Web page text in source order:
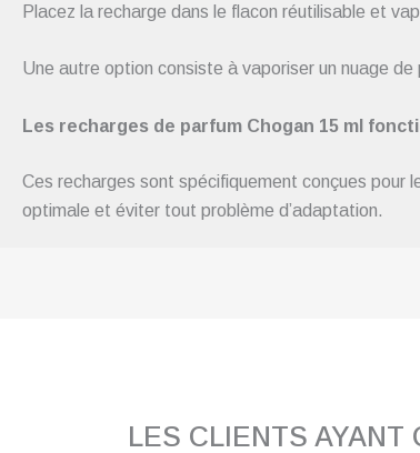
Placez la recharge dans le flacon réutilisable et
Une autre option consiste à vaporiser un nuage
Les recharges de parfum Chogan 15 ml
Ces recharges sont spécifiquement conçues pour
optimale et éviter tout problème d’adaptation.
LES CLIENTS